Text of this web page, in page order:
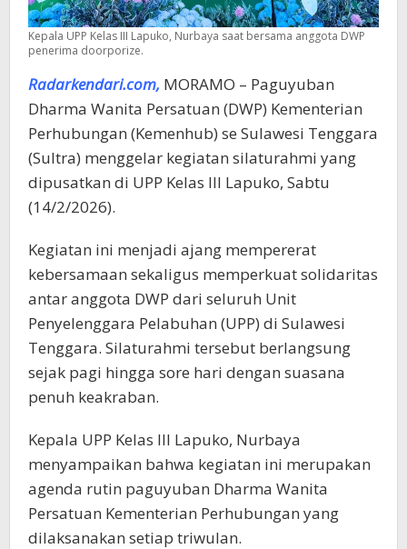
Kepala UPP Kelas III Lapuko, Nurbaya saat bersama anggota DWP
penerima doorporize.
Radarkendari.com, MORAMO – Paguyuban
Dharma Wanita Persatuan (DWP) Kementerian
Perhubungan (Kemenhub) se Sulawesi Tenggara
(Sultra) menggelar kegiatan silaturahmi yang
dipusatkan di UPP Kelas III Lapuko, Sabtu
(14/2/2026).
Kegiatan ini menjadi ajang mempererat
kebersamaan sekaligus memperkuat solidaritas
antar anggota DWP dari seluruh Unit
Penyelenggara Pelabuhan (UPP) di Sulawesi
Tenggara. Silaturahmi tersebut berlangsung
sejak pagi hingga sore hari dengan suasana
penuh keakraban.
Kepala UPP Kelas III Lapuko, Nurbaya
menyampaikan bahwa kegiatan ini merupakan
agenda rutin paguyuban Dharma Wanita
Persatuan Kementerian Perhubungan yang
dilaksanakan setiap triwulan.